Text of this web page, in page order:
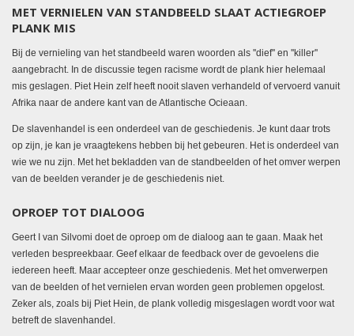
MET VERNIELEN VAN STANDBEELD SLAAT ACTIEGROEP
PLANK MIS
Bij de vernieling van het standbeeld waren woorden als ''dief'' en ''killer''
aangebracht. In de discussie tegen racisme wordt de plank hier helemaal
mis geslagen. Piet Hein zelf heeft nooit slaven verhandeld of vervoerd vanuit
Afrika naar de andere kant van de Atlantische Ocieaan.
De slavenhandel is een onderdeel van de geschiedenis. Je kunt daar trots
op zijn, je kan je vraagtekens hebben bij het gebeuren. Het is onderdeel van
wie we nu zijn. Met het bekladden van de standbeelden of het omver werpen
van de beelden verander je de geschiedenis niet.
OPROEP TOT DIALOOG
Geert I van Silvomi doet de oproep om de dialoog aan te gaan. Maak het
verleden bespreekbaar. Geef elkaar de feedback over de gevoelens die
iedereen heeft. Maar accepteer onze geschiedenis. Met het omverwerpen
van de beelden of het vernielen ervan worden geen problemen opgelost.
Zeker als, zoals bij Piet Hein, de plank volledig misgeslagen wordt voor wat
betreft de slavenhandel.